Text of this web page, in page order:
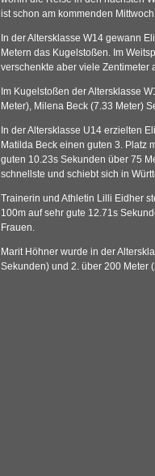
ist schon am kommenden
In der Altersklasse W14 gewann
Metern das Kugelstoßen. Im
verschenkte aber viele Zentimeter
Im Kugelstoßen der Altersklasse
Meter), Milena Beck (7.33 Meter)
In der Altersklasse U14 erzielten
Matilda Beck einen guten 3. Platz
guten 10.23s Sekunden über 75
schnellste und schiebt sich in
Trainerin und Athletin Lilli Eidher
100m auf sehr gute 12.71s
Frauen.
Marit Höhner wurde in der
Sekunden) und 2. über 200 Meter